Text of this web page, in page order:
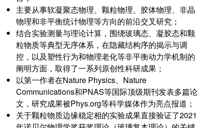
主要从事软凝聚态物理、颗粒物理、胶体物理、非晶
物理和非平衡统计物理等方向的前沿交叉研究；
结合实验测量与理论计算，围绕玻璃态、凝胶态和颗
粒物质等典型无序体系，在隐藏结构序的揭示与调
控，以及塑性行为和物理老化等非平衡动力学机制的
阐明方面，取得了一系列原创性科研成果；
以第一作者在Nature Physics、Nature
Communications和PNAS等国际顶级期刊发表多篇论
文，研究成果被Phys.org等科学媒体作为亮点报道；
关于颗粒物质边缘稳定相的实验成果直接验证了2021